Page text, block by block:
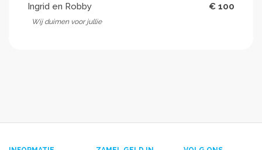
Ingrid en Robby € 100
Wij duimen voor jullie